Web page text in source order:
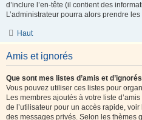
d’inclure l’en-tête (il contient des
L’administrateur pourra alors prendre
Haut
Amis et ignorés
Que sont mes listes d’amis et
Vous pouvez utiliser ces listes pour
Les membres ajoutés à votre liste
de l’utilisateur pour un accès rapide,
des messages privés. Selon les thèmes